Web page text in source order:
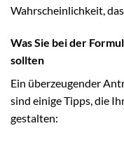
Wahrscheinlichkeit,
Was Sie bei der
sollten
Ein überzeugender
sind einige Tipps, die
gestalten: